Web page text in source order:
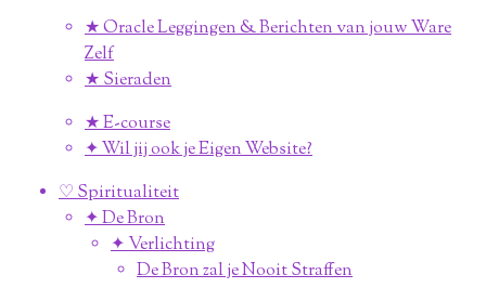
★ Oracle Leggingen & Berichten van jouw Ware
Zelf
★ Sieraden
★ E-course
✦ Wil jij ook je Eigen Website?
♡ Spiritualiteit
✦ De Bron
✦ Verlichting
De Bron zal je Nooit Straffen